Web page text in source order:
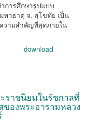
การศึกษารูปแบบ
หาธาตุ จ. สุโขทัย เป็น
วามสำคัญที่สุดภายใน
download
ราชนิยมในรัชกาลที่
องพระอารามหลวง